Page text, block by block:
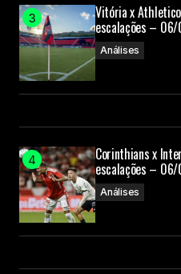
Vitória x
escalações –
Análises
Corinthians x
escalações –
Análises